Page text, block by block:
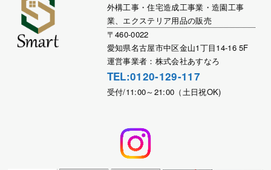
外構工事・住宅造成工事業・造園工事
業、エクステリア用品の販売
〒460-0022
愛知県名古屋市中区金山1丁目14-16 5F
運営事業者：株式会社あすなろ
TEL:0120-129-117
受付/11:00～21:00（土日祝OK)